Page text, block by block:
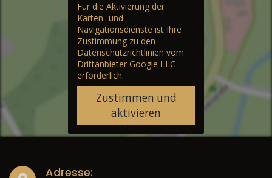
Für die Aktivierung der
Karten- und
Navigationsdienste ist Ihre
Zustimmung zu den
Datenschutzrichtlinien vom
Drittanbieter Google LLC
erforderlich.
Zustimmen und
aktivieren
Adresse: